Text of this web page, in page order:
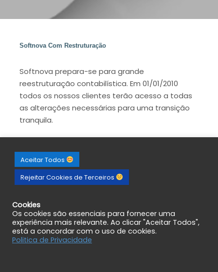
Softnova Com Restruturação
Softnova prepara-se para grande
reestruturação contabilística. Em 01/01/2010
todos os nossos clientes terão acesso a todas
as alterações necessárias para uma transição
tranquila.
Aceitar Todos
Rejeitar Cookies de Terceiros
Cookies
Os cookies são essenciais para fornecer uma
experiência mais relevante. Ao clicar "Aceitar Todos",
está a concordar com o uso de cookies.
Politica de Privacidade